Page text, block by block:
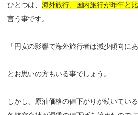
ひとつは、 海外旅行、国内旅行が昨年と
言う事です。
「円安の影響で海外旅行者は減少傾向に
とお思いの方もいる事でしょう。
しかし、原油価格の値下がりが続いている